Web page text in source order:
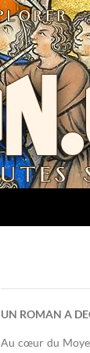
UN ROMAN A
Au cœur du